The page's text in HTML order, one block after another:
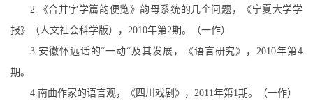
2. 《合并字学篇韵便览》韵母系统的几个问题，《宁夏大学学
报》（人文社会科学版）， 2010年第2期。（一作）
3. 安徽怀远话的“一动“及其发展，《语言研究》，2010年第4
期。
4.南曲作家的语言观，《四川戏剧》， 2011年第1期。（一作）